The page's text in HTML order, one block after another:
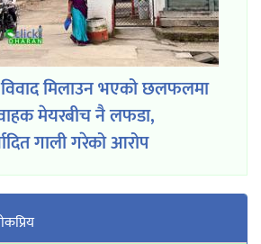
मिलाउन भएको छलफलमा
मेयरबीच नै लफडा,
गाली गरेको आरोप